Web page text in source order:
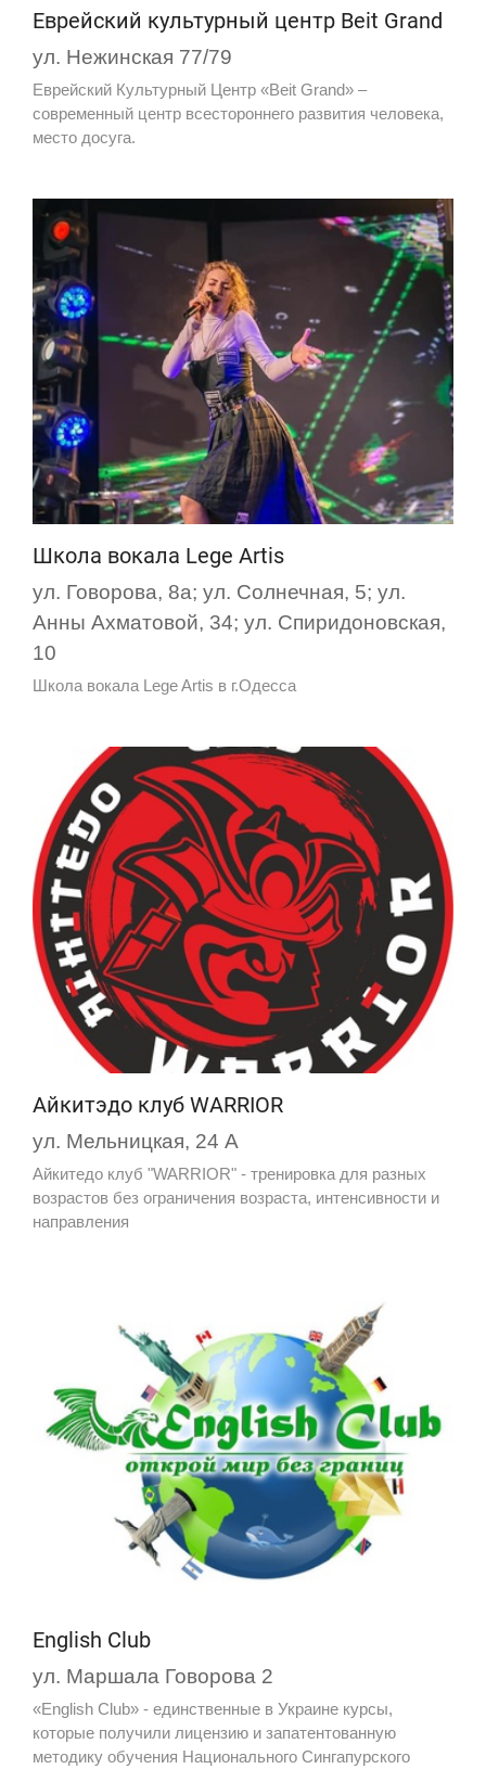
Еврейский культурный центр Beit Grand
ул. Нежинская 77/79
Еврейский Культурный Центр «Beit Grand» –
современный центр всестороннего развития человека,
место досуга.
Школа вокала Lege Artis
ул. Говорова, 8а; ул. Солнечная, 5; ул.
Анны Ахматовой, 34; ул. Спиридоновская,
10
Школа вокала Lege Artis в г.Одесса
Айкитэдо клуб WARRIOR
ул. Мельницкая, 24 А
Айкитедо клуб "WARRIOR" - тренировка для разных
возрастов без ограничения возраста, интенсивности и
направления
English Club
ул. Маршала Говорова 2
«English Club» - единственные в Украине курсы,
которые получили лицензию и запатентованную
методику обучения Национального Сингапурского